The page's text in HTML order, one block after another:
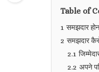
Table of
1 समझदार
2 समझदार
2.1
2.2 अपने